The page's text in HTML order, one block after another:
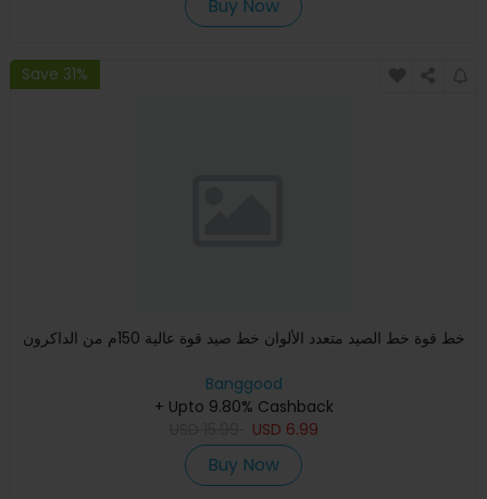
Buy Now
Save 31%
خط قوة خط الصيد متعدد الألوان خط صيد قوة عالية 150م من الداكرون
Banggood
+ Upto 9.80% Cashback
USD 6.99
Buy Now